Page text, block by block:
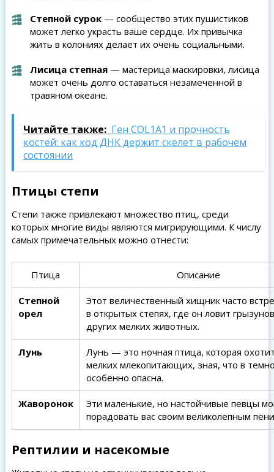
Степной сурок— сообщество этих пушистиков
может легко украсть ваше сердце. Их привычка
жить в колониях делает их очень социальными.
Лисица степная— мастерица маскировки, лисица
может очень долго оставаться незамеченной в
травяном океане.
Читайте также: Ген COL1A1 и прочность
костей: как код ДНК держит скелет в рабочем
состоянии
Птицы степи
Степи также привлекают множество птиц, среди
которых многие виды являются мигрирующими. К числу
самых примечательных можно отнести:
Птица Описание
Степной
орел
Этот величественный хищник часто
в открытых степях, где он ловит
других мелких животных.
Лунь
Лунь — это ночная птица, которая
мелких млекопитающих, зная, что в
особенно опасна.
Жаворонок
Эти маленькие, но настойчивые певцы
порадовать вас своим великолепным
Рептилии и насекомые